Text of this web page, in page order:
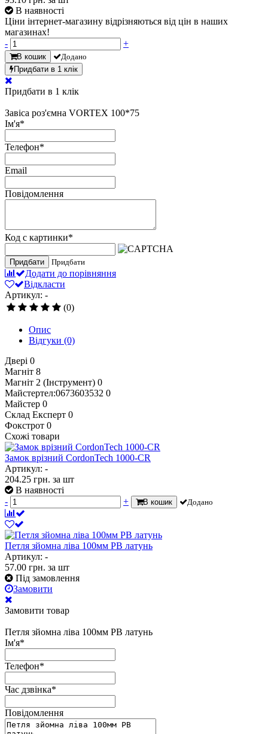
В наявності
Ціни інтернет-магазину відрізняються від цін в наших
магазинах!
-
+
В кошик
Додано
Придбати в 1 клік
Придбати в 1 клік
Завіса роз'ємна VORTEX 100*75
Ім'я*
Телефон*
Email
Повідомлення
Код с картинки*
Придбати Придбати
Додати до порівняння
Відкласти
Артикул: -
(0)
Опис
Відгуки (0)
Двері 0
Магніт 8
Магніт 2 (Інструмент) 0
Майстертел:0673603532 0
Майстер 0
Склад Експерт 0
Фокстрот 0
Схожі товари
Замок врізний CordonTech 1000-CR
Артикул: -
204.25 грн. за шт
В наявності
-
+ В кошик Додано
Петля зйомна ліва 100мм РВ латунь
Артикул: -
57.00 грн. за шт
Під замовлення
Замовити
Замовити товар
Петля зйомна ліва 100мм РВ латунь
Ім'я*
Телефон*
Час дзвінка*
Повідомлення